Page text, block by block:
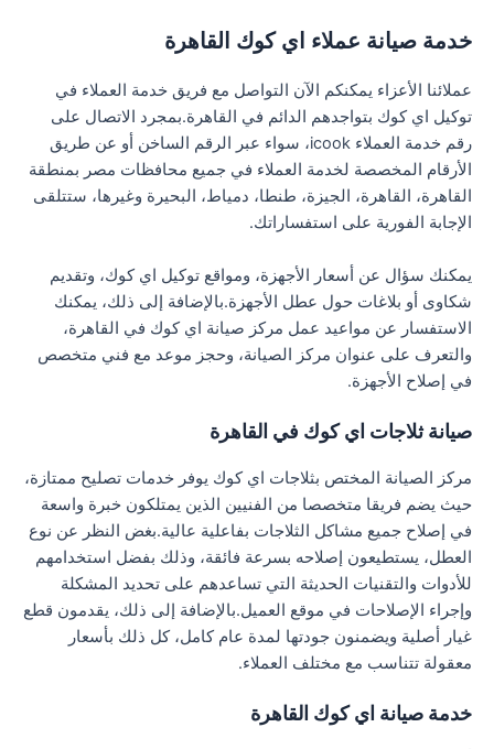
خدمة صيانة عملاء اي كوك القاهرة
عملائنا الأعزاء يمكنكم الآن التواصل مع فريق خدمة العملاء في
توكيل اي كوك بتواجدهم الدائم في القاهرة.بمجرد الاتصال على
رقم خدمة العملاء icook، سواء عبر الرقم الساخن أو عن طريق
الأرقام المخصصة لخدمة العملاء في جميع محافظات مصر بمنطقة
القاهرة، القاهرة، الجيزة، طنطا، دمياط، البحيرة وغيرها، ستتلقى
الإجابة الفورية على استفساراتك.
يمكنك سؤال عن أسعار الأجهزة، ومواقع توكيل اي كوك، وتقديم
شكاوى أو بلاغات حول عطل الأجهزة.بالإضافة إلى ذلك، يمكنك
الاستفسار عن مواعيد عمل مركز صيانة اي كوك في القاهرة،
والتعرف على عنوان مركز الصيانة، وحجز موعد مع فني متخصص
في إصلاح الأجهزة.
صيانة ثلاجات اي كوك في القاهرة
مركز الصيانة المختص بثلاجات اي كوك يوفر خدمات تصليح ممتازة،
حيث يضم فريقا متخصصا من الفنيين الذين يمتلكون خبرة واسعة
في إصلاح جميع مشاكل الثلاجات بفاعلية عالية.بغض النظر عن نوع
العطل، يستطيعون إصلاحه بسرعة فائقة، وذلك بفضل استخدامهم
للأدوات والتقنيات الحديثة التي تساعدهم على تحديد المشكلة
وإجراء الإصلاحات في موقع العميل.بالإضافة إلى ذلك، يقدمون قطع
غيار أصلية ويضمنون جودتها لمدة عام كامل، كل ذلك بأسعار
معقولة تتناسب مع مختلف العملاء.
خدمة صيانة اي كوك القاهرة